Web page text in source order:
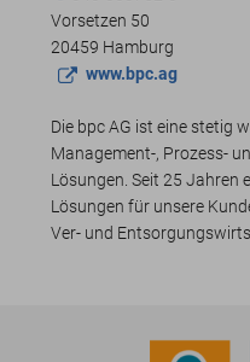
Vorsetzen 50
20459 Hamburg
www.bpc.ag
Die bpc AG ist eine stetig
Management-, Prozess-
Lösungen. Seit 25 Jahren
Lösungen für unsere
Ver- und